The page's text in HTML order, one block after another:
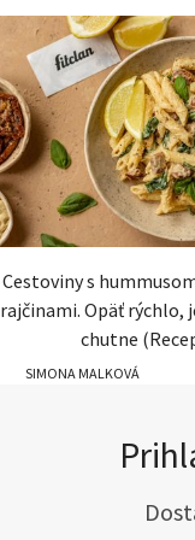
Cestoviny s
rajčinami. Opäť rýchlo,
chutne
SIMONA MALKOVÁ